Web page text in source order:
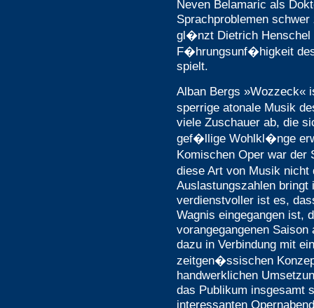
Neven Belamaric als
Sprachproblemen
gl�nzt Dietrich Henschel
F�hrungsunf�higkeit
spielt.
Alban Bergs »Wozzeck«
sperrige atonale Musik
viele Zuschauer ab, die
gef�llige Wohlkl�nge
Komischen Oper war
diese Art von Musik
Auslastungszahlen
verdienstvoller ist es,
Wagnis eingegangen ist,
vorangegangenen
dazu in Verbindung mit
zeitgen�ssischen
handwerklichen
das Publikum insgesamt
interessanten